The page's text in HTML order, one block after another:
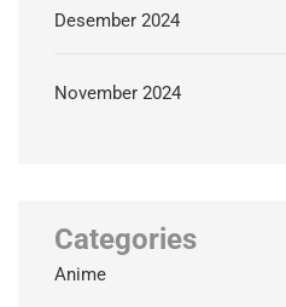
Desember 2024
November 2024
Categories
Anime